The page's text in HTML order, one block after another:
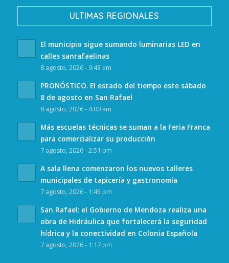
ULTIMAS REGIONALES
El municipio sigue sumando luminarias LED en
calles sanrafaelinas
8 agosto, 2026 - 9:43 am
PRONÓSTICO. El estado del tiempo este sábado
8 de agosto en San Rafael
8 agosto, 2026 - 4:00 am
Más escuelas técnicas se suman a la Feria Franca
para comercializar su producción
7 agosto, 2026 - 2:51 pm
A sala llena comenzaron los nuevos talleres
municipales de tapicería y gastronomía
7 agosto, 2026 - 1:45 pm
San Rafael: el Gobierno de Mendoza realiza una
obra de Hidráulica que fortalecerá la seguridad
hídrica y la conectividad en Colonia Española
7 agosto, 2026 - 1:17 pm